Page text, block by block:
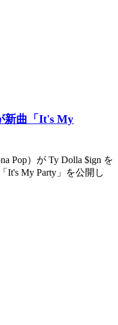
新曲「It's My
Pop）が Ty Dolla $ign を
It's My Party」を公開し